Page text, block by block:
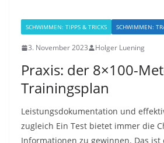
SCHWIMMEN: TIPPS & TRICKS SCHWIMMEN:
3. November 2023 Holger Luening
Praxis: der 8×100-
Trainingsplan
Leistungsdokumentation und
zugleich Ein Test bietet immer die
Informationen zu gewinnen. Das ist